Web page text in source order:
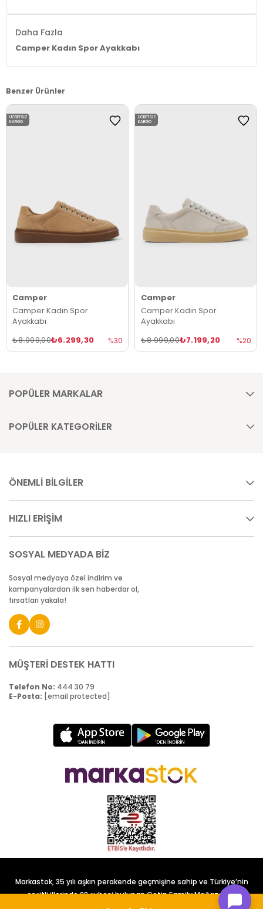
Daha Fazla
Camper Kadın Spor Ayakkabı
Benzer Ürünler
Camper
Camper Kadın Spor
Ayakkabı
₺6.299,30
₺8.999,00 %30
ÜCRETSIZ
KARGO
Camper
Camper Kadın Spor
Ayakkabı
₺7.199,20
₺8.999,00 %20
ÜCRETSIZ
KARGO
POPÜLER MARKALAR
POPÜLER KATEGORİLER
ÖNEMLİ BİLGİLER
HIZLI ERİŞİM
SOSYAL MEDYADA BİZ
Sosyal medyaya özel indirim ve
kampanyalardan ilk sen haberdar ol,
fırsatları yakala!
MÜŞTERİ DESTEK HATTI
Telefon No: 444 30 79
E-Posta: [email protected]
Markastok, 35 yılı aşkın perakende geçmişine sahip ve Türkiye’nin
çeşitli illerinde 22 şubesi bulunan Çetin Family Mağazacılık